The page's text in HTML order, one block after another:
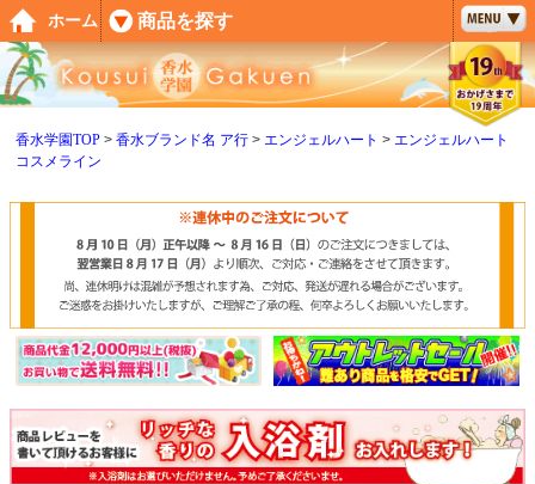
香水学園TOP 香水ブランド名 ア行 エンジェルハート
エンジェルハート
コスメライン
ペー
ジト
ップ
へ
ホーム 商品を探す